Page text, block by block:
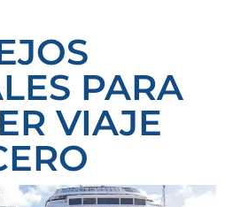
de
PARA
VIAJE